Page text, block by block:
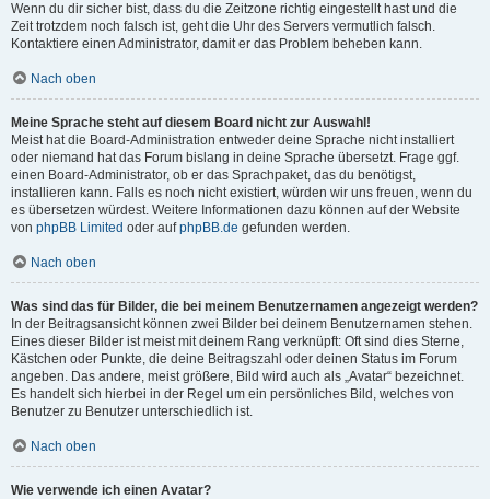
Wenn du dir sicher bist, dass du die Zeitzone richtig eingestellt hast und die
Zeit trotzdem noch falsch ist, geht die Uhr des Servers vermutlich falsch.
Kontaktiere einen Administrator, damit er das Problem beheben kann.
Nach oben
Meine Sprache steht auf diesem Board nicht zur Auswahl!
Meist hat die Board-Administration entweder deine Sprache nicht installiert
oder niemand hat das Forum bislang in deine Sprache übersetzt. Frage ggf.
einen Board-Administrator, ob er das Sprachpaket, das du benötigst,
installieren kann. Falls es noch nicht existiert, würden wir uns freuen, wenn du
es übersetzen würdest. Weitere Informationen dazu können auf der Website
von phpBB Limited oder aufphpBB.de gefunden werden.
Nach oben
Was sind das für Bilder, die bei meinem Benutzernamen angezeigt werden?
In der Beitragsansicht können zwei Bilder bei deinem Benutzernamen stehen.
Eines dieser Bilder ist meist mit deinem Rang verknüpft: Oft sind dies Sterne,
Kästchen oder Punkte, die deine Beitragszahl oder deinen Status im Forum
angeben. Das andere, meist größere, Bild wird auch als „Avatar“ bezeichnet.
Es handelt sich hierbei in der Regel um ein persönliches Bild, welches von
Benutzer zu Benutzer unterschiedlich ist.
Nach oben
Wie verwende ich einen Avatar?